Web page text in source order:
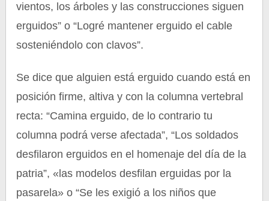
vientos, los árboles y las construcciones siguen
erguidos” o “Logré mantener erguido el cable
sosteniéndolo con clavos”.
Se dice que alguien está erguido cuando está en
posición firme, altiva y con la columna vertebral
recta: “Camina erguido, de lo contrario tu
columna podrá verse afectada”, “Los soldados
desfilaron erguidos en el homenaje del día de la
patria”, «las modelos desfilan erguidas por la
pasarela» o “Se les exigió a los niños que